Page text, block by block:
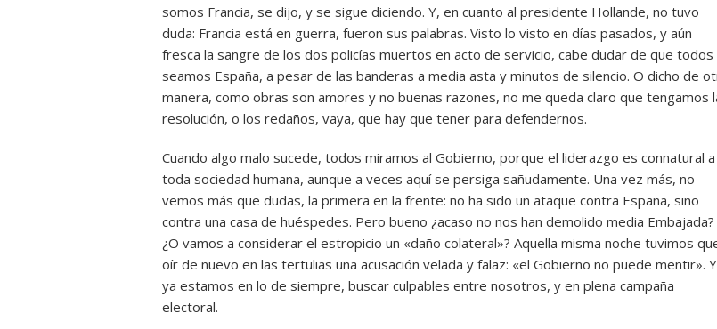
somos Francia, se dijo, y se sigue diciendo. Y, en cuanto al presidente Hollande, no tuvo
duda: Francia está en guerra, fueron sus palabras. Visto lo visto en días pasados, y aún
fresca la sangre de los dos policías muertos en acto de servicio, cabe dudar de que todos
seamos España, a pesar de las banderas a media asta y minutos de silencio. O dicho de
manera, como obras son amores y no buenas razones, no me queda claro que tengamos
resolución, o los redaños, vaya, que hay que tener para defendernos.
Cuando algo malo sucede, todos miramos al Gobierno, porque el liderazgo es connatural a
toda sociedad humana, aunque a veces aquí se persiga sañudamente. Una vez más, no
vemos más que dudas, la primera en la frente: no ha sido un ataque contra España, sino
contra una casa de huéspedes. Pero bueno ¿acaso no nos han demolido media Embajada?
¿O vamos a considerar el estropicio un «daño colateral»? Aquella misma noche tuvimos
oír de nuevo en las tertulias una acusación velada y falaz: «el Gobierno no puede mentir». Y
ya estamos en lo de siempre, buscar culpables entre nosotros, y en plena campaña
electoral.